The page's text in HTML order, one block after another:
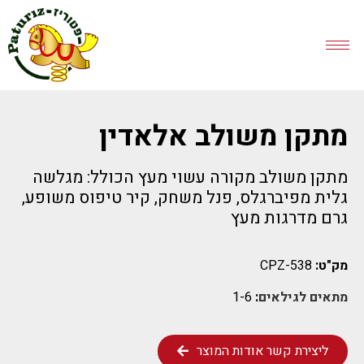
מתקן משולב אלאדין
מתקן משולב מקורה עשוי מעץ הכולל: מגלשה
גלית מפיברגלס, פנל משחק, קיר טיפוס משופע,
גרם מדרגות מעץ
מק"ט:
מתאים לגילאים:
ליצירת קשר אודות המוצר